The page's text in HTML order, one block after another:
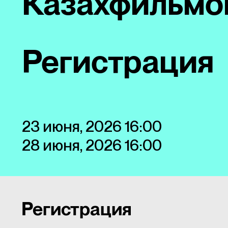
23 июня, 2026 16:00
28 июня, 2026 16:00
Регистрация
Регистрация